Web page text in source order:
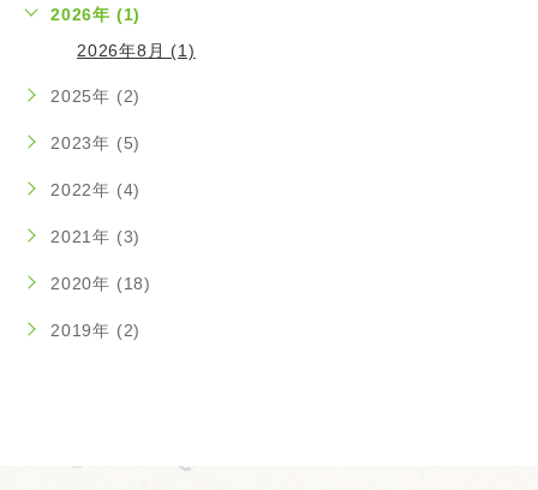
2026年 (1)
2026年8月 (1)
2025年 (2)
2023年 (5)
2022年 (4)
2021年 (3)
2020年 (18)
2019年 (2)